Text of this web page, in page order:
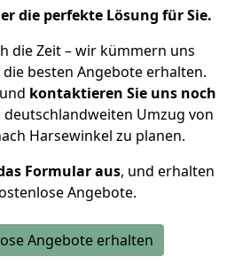
die perfekte Lösung für Sie.
die Zeit – wir kümmern uns
die besten Angebote erhalten.
kontaktieren Sie uns noch
Umzug von
Harsewinkel zu planen.
Formular aus, und erhalten
Angebote.
Angebote erhalten